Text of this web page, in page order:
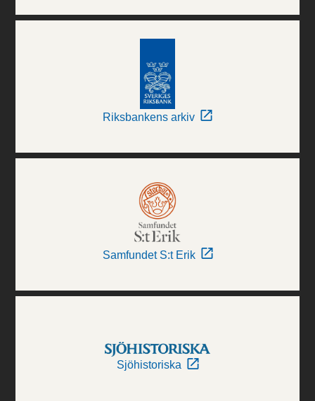
Riksbankens arkiv
Samfundet S:t Erik
Sjöhistoriska